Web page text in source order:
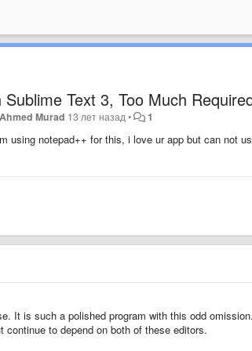
Text 3, Too Much
Ahmed Murad 13 лет назад • 1
using notepad++ for this, i love ur app but can not
It is such a polished program with this odd
to depend on both of these editors.